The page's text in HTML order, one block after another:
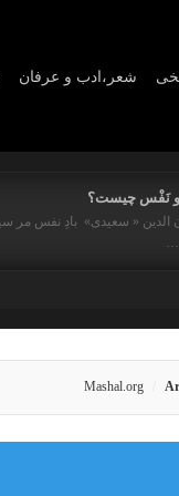
شعر،ادب و عرفان
و نَفْس چیست؟
الدین « سعیدی» بادِ نفس مر
Mashal.org